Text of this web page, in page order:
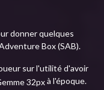
donner quelques
Box (SAB).
sur l'utilité d'avoir
à l'époque.